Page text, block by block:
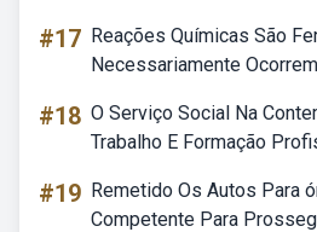
#17 Reações Químicas São
Necessariamente
#18 O Serviço Social Na
Trabalho E Formação
#19 Remetido Os Autos Para
Competente Para